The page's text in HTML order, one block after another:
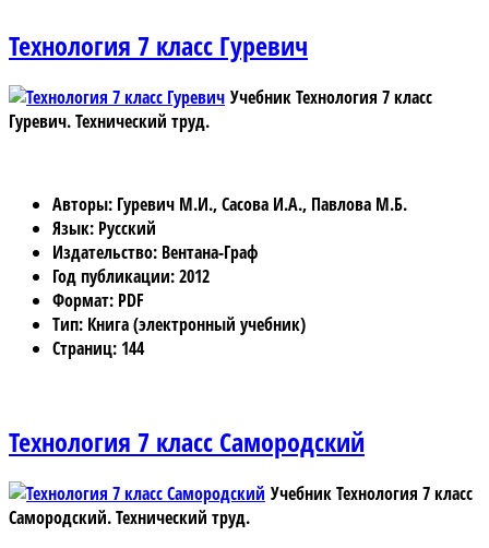
Технология 7 класс Гуревич
Учебник Технология 7 класс
Гуревич.Технический труд.
Авторы: Гуревич М.И., Сасова И.А., Павлова М.Б.
Язык: Русский
Издательство: Вентана-Граф
Год публикации: 2012
Формат: PDF
Тип: Книга (электронный учебник)
Страниц: 144
Технология 7 класс Самородский
Учебник Технология 7 класс
Самородский.Технический труд.